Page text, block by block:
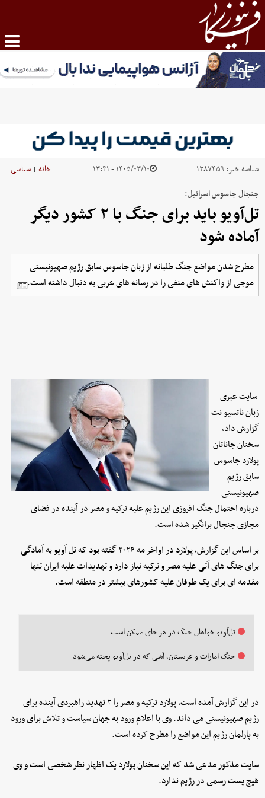
شناسه خبر:۱۳۸۷۴۵۹ ۱۴۰۵/۰۳/۱۰ - ۱۳:۴۱ خانه | سیاسی
جنجال جاسوس اسرائیل:
تل‌آویو باید برای جنگ با ۲ کشور دیگر
آماده شود
مطرح شدن مواضع جنگ طلبانه از زبان جاسوس سابق رژیم صهیونیستی
موجی از واکنش های منفی را در رسانه های عربی به دنبال داشته است.
سایت عبری
زبان ناتسیو نت
گزارش داد،
سخنان جاناتان
پولارد جاسوس
سابق رژیم
صهیونیستی
درباره احتمال جنگ افروزی این رژیم علیه ترکیه و مصر در آینده در فضای
مجازی جنجال برانگیز شده است.
بر اساس این گزارش، پولارد در اواخر مه ۲۰۲۶ گفته بود که تل آویو به آمادگی
برای جنگ های آتی علیه مصر و ترکیه نیاز دارد و تهدیدات علیه ایران تنها
مقدمه ای برای یک طوفان علیه کشورهای بیشتر در منطقه است.
تل‌آویو خواهان جنگ در هر جای ممکن است
جنگ امارات و عربستان، آشی که در تل‌آویو پخته می‌شود
در این گزارش آمده است، پولارد ترکیه و مصر را ۲ تهدید راهبردی آینده برای
رژیم صهیونیستی می داند. وی با اعلام ورود به جهان سیاست و تلاش برای ورود
به پارلمان رژیم این مواضع را مطرح کرده است.
سایت مذکور مدعی شد که این سخنان پولارد یک اظهار نظر شخصی است و وی
هیچ پست رسمی در رژیم ندارد.